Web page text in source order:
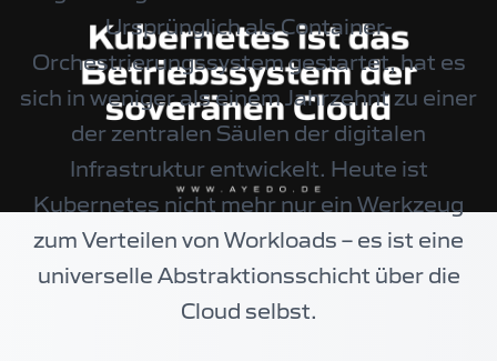
Ursprünglich als Container-
Orchestrierungssystem gestartet, hat es
sich in weniger als einem Jahrzehnt zu einer
der zentralen Säulen der digitalen
Infrastruktur entwickelt. Heute ist
Kubernetes nicht mehr nur ein Werkzeug
zum Verteilen von Workloads – es ist eine
universelle Abstraktionsschicht über die
Cloud selbst.